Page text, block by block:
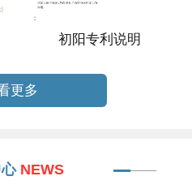
初阳专利说明
更多
NEWS